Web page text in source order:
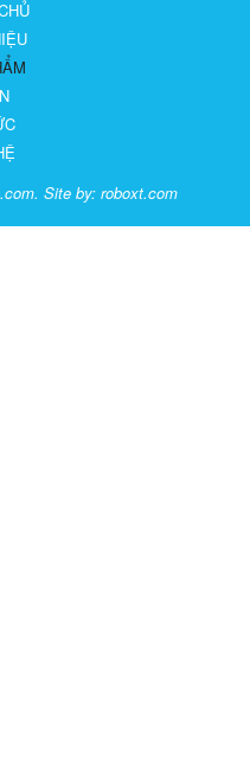
Site by: roboxt.com